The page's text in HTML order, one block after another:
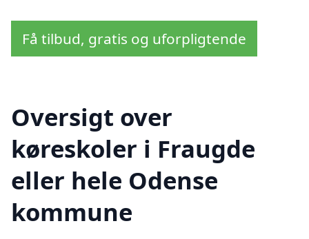
Få tilbud, gratis og uforpligtende
Oversigt over
køreskoler i Fraugde
eller hele Odense
kommune